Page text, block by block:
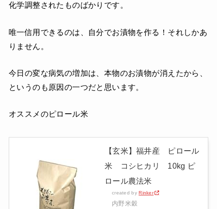
化学調整されたものばかりです。
唯一信用できるのは、自分でお漬物を作る！それしかあ
りません。
今日の変な病気の増加は、本物のお漬物が消えたから、
というのも原因の一つだと思います。
オススメのピロール米
【玄米】福井産 ピロール
米 コシヒカリ 10kg ピ
ロール農法米
created byRinker
内野米穀